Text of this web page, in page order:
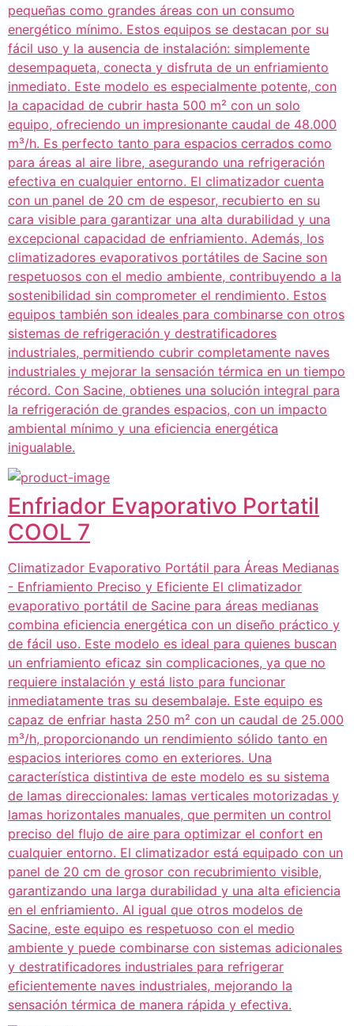
pequeñas como grandes áreas con un consumo
energético mínimo. Estos equipos se destacan por su
fácil uso y la ausencia de instalación: simplemente
desempaqueta, conecta y disfruta de un enfriamiento
inmediato. Este modelo es especialmente potente, con
la capacidad de cubrir hasta 500 m² con un solo
equipo, ofreciendo un impresionante caudal de 48.000
m³/h. Es perfecto tanto para espacios cerrados como
para áreas al aire libre, asegurando una refrigeración
efectiva en cualquier entorno. El climatizador cuenta
con un panel de 20 cm de espesor, recubierto en su
cara visible para garantizar una alta durabilidad y una
excepcional capacidad de enfriamiento. Además, los
climatizadores evaporativos portátiles de Sacine son
respetuosos con el medio ambiente, contribuyendo a la
sostenibilidad sin comprometer el rendimiento. Estos
equipos también son ideales para combinarse con otros
sistemas de refrigeración y destratificadores
industriales, permitiendo cubrir completamente naves
industriales y mejorar la sensación térmica en un tiempo
récord. Con Sacine, obtienes una solución integral para
la refrigeración de grandes espacios, con un impacto
ambiental mínimo y una eficiencia energética
inigualable.
Enfriador Evaporativo Portatil
COOL 7
Climatizador Evaporativo Portátil para Áreas Medianas
- Enfriamiento Preciso y Eficiente El climatizador
evaporativo portátil de Sacine para áreas medianas
combina eficiencia energética con un diseño práctico y
de fácil uso. Este modelo es ideal para quienes buscan
un enfriamiento eficaz sin complicaciones, ya que no
requiere instalación y está listo para funcionar
inmediatamente tras su desembalaje. Este equipo es
capaz de enfriar hasta 250 m² con un caudal de 25.000
m³/h, proporcionando un rendimiento sólido tanto en
espacios interiores como en exteriores. Una
característica distintiva de este modelo es su sistema
de lamas direccionales: lamas verticales motorizadas y
lamas horizontales manuales, que permiten un control
preciso del flujo de aire para optimizar el confort en
cualquier entorno. El climatizador está equipado con un
panel de 20 cm de grosor con recubrimiento visible,
garantizando una larga durabilidad y una alta eficiencia
en el enfriamiento. Al igual que otros modelos de
Sacine, este equipo es respetuoso con el medio
ambiente y puede combinarse con sistemas adicionales
y destratificadores industriales para refrigerar
eficientemente naves industriales, mejorando la
sensación térmica de manera rápida y efectiva.